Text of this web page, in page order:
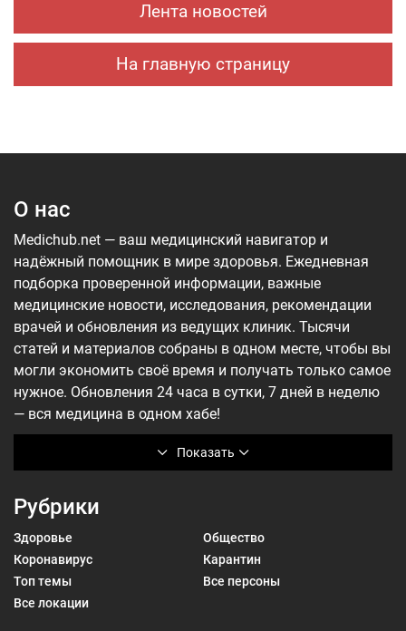
Лента новостей
На главную страницу
О нас
Показать
Medichub.net — ваш медицинский навигатор и
надёжный помощник в мире здоровья. Ежедневная
подборка проверенной информации, важные
медицинские новости, исследования, рекомендации
врачей и обновления из ведущих клиник. Тысячи
статей и материалов собраны в одном месте, чтобы вы
могли экономить своё время и получать только самое
нужное. Обновления 24 часа в сутки, 7 дней в неделю
— вся медицина в одном хабе!
Рубрики
Здоровье
Общество
Коронавирус
Карантин
Топ темы
Все персоны
Все локации